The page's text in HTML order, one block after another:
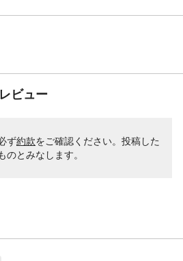
ビュー
ず約款をご確認ください。投稿した
のとみなします。